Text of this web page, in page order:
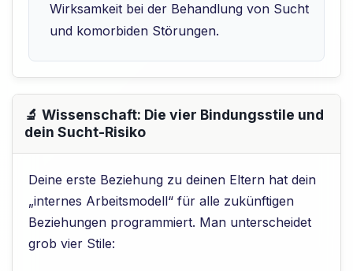
Wirksamkeit bei der Behandlung von Sucht
und komorbiden Störungen.
🔬 Wissenschaft: Die vier Bindungsstile und
dein Sucht-Risiko
Deine erste Beziehung zu deinen Eltern hat dein
„internes Arbeitsmodell“ für alle zukünftigen
Beziehungen programmiert. Man unterscheidet
grob vier Stile: